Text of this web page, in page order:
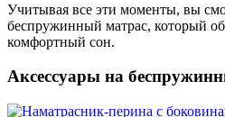
Учитывая все эти моменты, вы
беспружинный матрас, который
комфортный сон.
Аксессуары на